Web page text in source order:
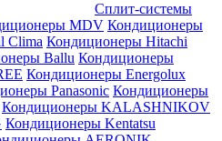
Сплит-системы
MDV Кондиционеры
Clima Кондиционеры Hitachi
Ballu Кондиционеры
Кондиционеры Energolux
Panasonic Кондиционеры
Кондиционеры KALASHNIKOV
Кондиционеры Kentatsu